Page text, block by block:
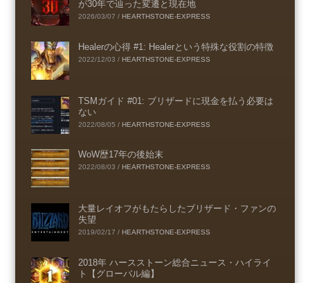
が30年で辿った変遷と現在地
2026/03/07 / HEARTHSTONE-EXPRESS
Healerの心得 #1: Healerという特殊な役割の特徴
2022/12/03 / HEARTHSTONE-EXPRESS
TSMガイド #01: ブリザードに現金を払う必要は
ない
2022/08/05 / HEARTHSTONE-EXPRESS
WoW歴17年の後始末
2022/08/03 / HEARTHSTONE-EXPRESS
大量レイオフがもたらしたブリザード・ファンの
失望
2019/02/17 / HEARTHSTONE-EXPRESS
2018年 ハースストーン総合ニュース・ハイライ
ト【グローバル編】